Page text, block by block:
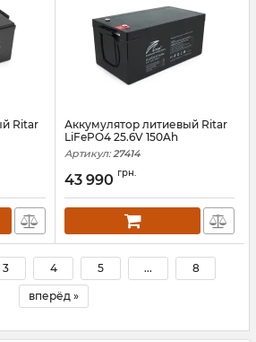
Ritar
Аккумулятор литиевый Ritar
LiFePO4 25.6V 150Ah
Артикул: 27414
43 990 грн.
3 4 5 ... 8
вперёд »